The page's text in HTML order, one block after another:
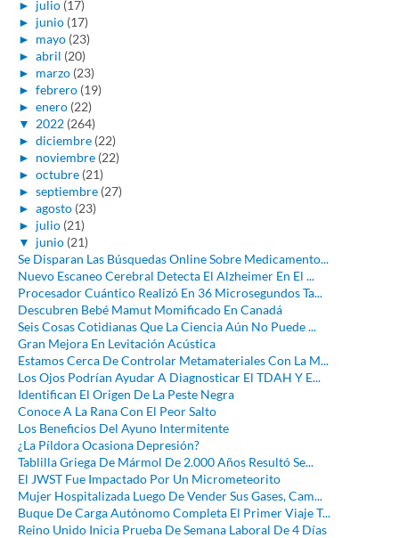
► julio (17)
► junio (17)
► mayo (23)
► abril (20)
► marzo (23)
► febrero (19)
► enero (22)
▼ 2022 (264)
► diciembre (22)
► noviembre (22)
► octubre (21)
► septiembre (27)
► agosto (23)
► julio (21)
▼ junio (21)
Se Disparan Las Búsquedas Online Sobre Medicamento...
Nuevo Escaneo Cerebral Detecta El Alzheimer En El ...
Procesador Cuántico Realizó En 36 Microsegundos Ta...
Descubren Bebé Mamut Momificado En Canadá
Seis Cosas Cotidianas Que La Ciencia Aún No Puede ...
Gran Mejora En Levitación Acústica
Estamos Cerca De Controlar Metamateriales Con La M...
Los Ojos Podrían Ayudar A Diagnosticar El TDAH Y E...
Identifican El Origen De La Peste Negra
Conoce A La Rana Con El Peor Salto
Los Beneficios Del Ayuno Intermitente
¿La Píldora Ocasiona Depresión?
Tablilla Griega De Mármol De 2.000 Años Resultó Se...
El JWST Fue Impactado Por Un Micrometeorito
Mujer Hospitalizada Luego De Vender Sus Gases, Cam...
Buque De Carga Autónomo Completa El Primer Viaje T...
Reino Unido Inicia Prueba De Semana Laboral De 4 Días